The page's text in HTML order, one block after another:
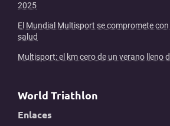
2025
El Mundial Multisport se compromete
salud
Multisport: el km cero de un verano lleno
World Triathlon
Enlaces